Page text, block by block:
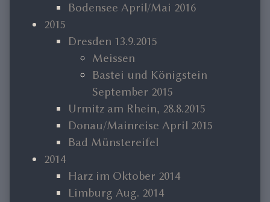
Bodensee April/Mai 2016
2015
Dresden 13.9.2015
Meissen
Bastei und Königstein
September 2015
Urmitz am Rhein, 28.8.2015
Donau/Mainreise April 2015
Bad Münstereifel
2014
Harz im Oktober 2014
Limburg Aug. 2014